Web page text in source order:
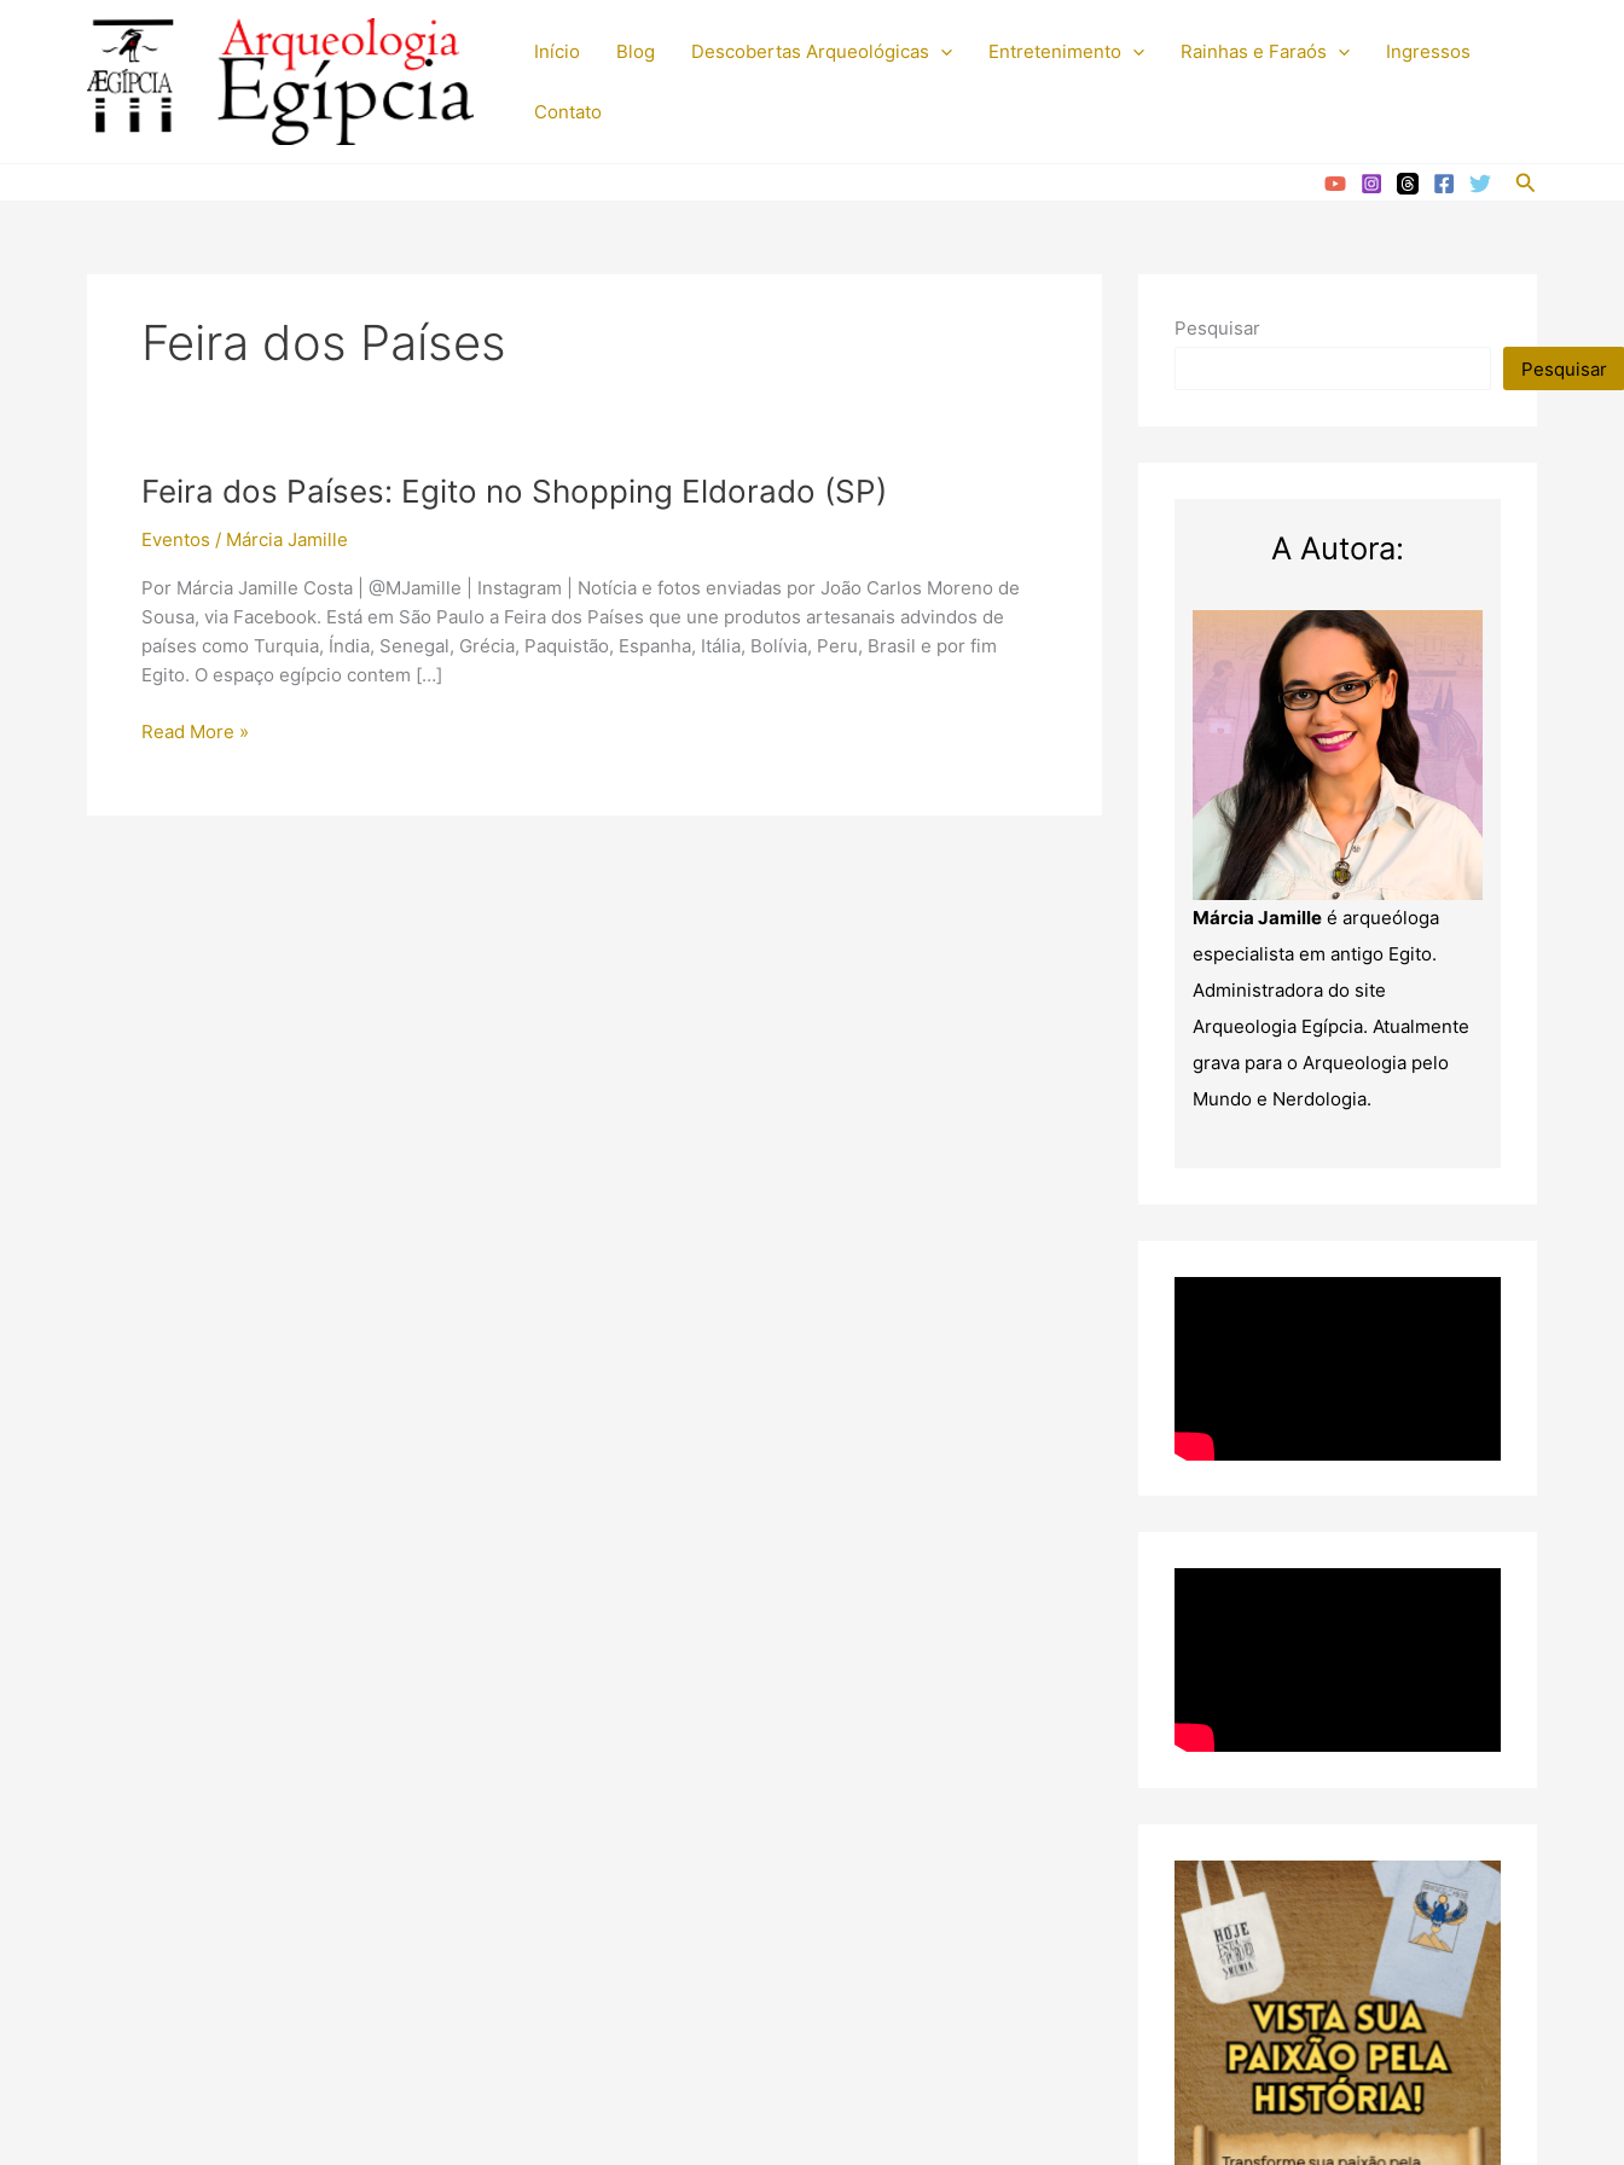
Início Blog Descobertas Arqueológicas Entretenimento Rainhas e Faraós Ingressos
Contato
Pesquisar
Feira dos Países
Feira dos Países: Egito no Shopping Eldorado (SP)
Eventos / Márcia Jamille
Por Márcia Jamille Costa | @MJamille | Instagram | Notícia e fotos enviadas por João Carlos Moreno de
Sousa, via Facebook. Está em São Paulo a Feira dos Países que une produtos artesanais advindos de
países como Turquia, Índia, Senegal, Grécia, Paquistão, Espanha, Itália, Bolívia, Peru, Brasil e por fim
Egito. O espaço egípcio contem […]
Feira
Read More »
Pesquisar
Pesquisar
A Autora:
Márcia Jamille é arqueóloga
especialista em antigo Egito.
Administradora do site
Arqueologia Egípcia. Atualmente
grava para o Arqueologia pelo
Mundo e Nerdologia.